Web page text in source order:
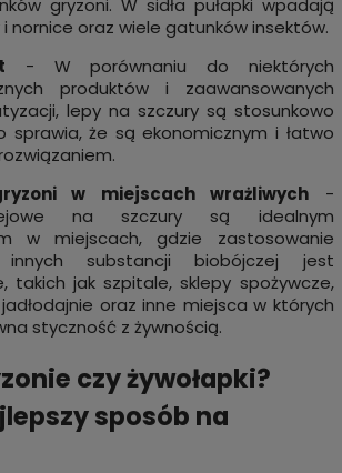
gryzoni. W sidła pułapki wpadają
nornice oraz wiele gatunków insektów.
- W porównaniu do niektórych
produktów i zaawansowanych
lepy na szczury są stosunkowo
sprawia, że są ekonomicznym i łatwo
w miejscach wrażliwych -
na szczury są idealnym
w miejscach, gdzie zastosowanie
substancji biobójczej jest
takich jak szpitale, sklepy spożywcze,
oraz inne miejsca w których
styczność z żywnością.
czy żywołapki?
sposób na